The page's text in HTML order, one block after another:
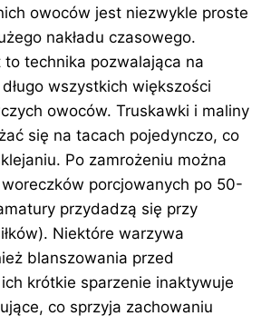
owoców jest niezwykle proste
nakładu czasowego.
technika pozwalająca na
wszystkich większości
owoców. Truskawki i maliny
się na tacach pojedynczo, co
Po zamrożeniu można
porcjowanych po 50-
przydadzą się przy
Niektóre warzywa
blanszowania przed
krótkie sparzenie inaktywuje
co sprzyja zachowaniu